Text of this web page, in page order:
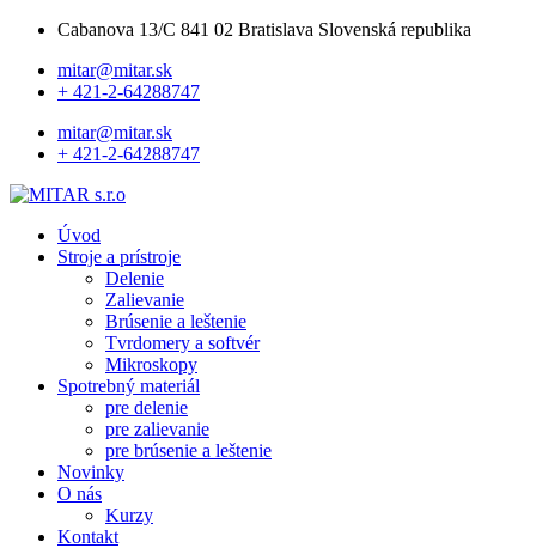
Cabanova 13/C 841 02 Bratislava Slovenská republika
mitar@mitar.sk
+ 421-2-64288747
mitar@mitar.sk
+ 421-2-64288747
Úvod
Stroje a prístroje
Delenie
Zalievanie
Brúsenie a leštenie
Tvrdomery a softvér
Mikroskopy
Spotrebný materiál
pre delenie
pre zalievanie
pre brúsenie a leštenie
Novinky
O nás
Kurzy
Kontakt